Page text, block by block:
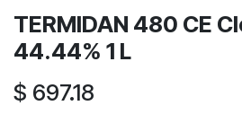
TERMIDAN 480 CE
44.44% 1 L
$ 697.18